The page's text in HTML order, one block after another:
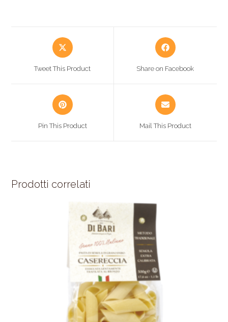
Tweet This Product Share on Facebook
Pin This Product Mail This Product
Prodotti correlati